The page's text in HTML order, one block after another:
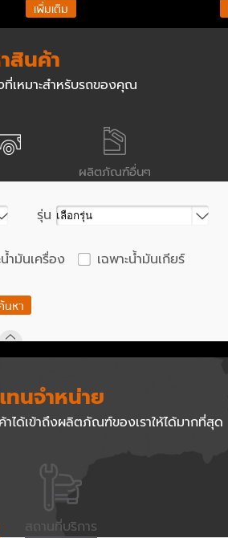
เพิ่มเติม
สินค้า
ที่เหมาะสำหรับรถของคุณ
ผลิตภัณฑ์อื่นๆ
รุ่น
น้ำมันเครื่อง เฉพาะน้ำมันเกียร์
นหา
นจำหน่าย
ได้เข้าถึงผลิตภัณฑ์ของเราให้ได้มากที่สุด
สถานที่บริการ